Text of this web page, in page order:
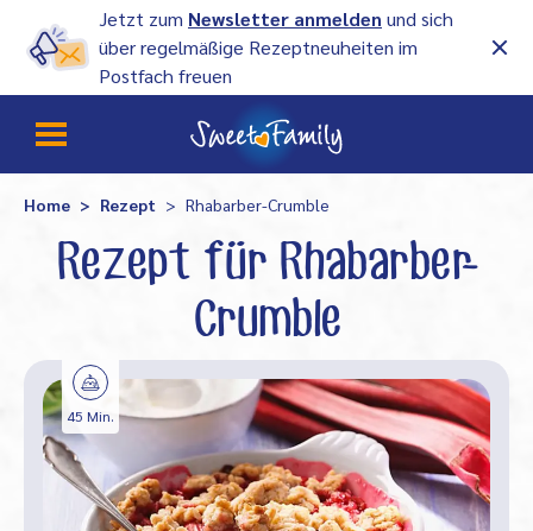
Jetzt zum Newsletter anmelden und sich
über regelmäßige Rezeptneuheiten im
Postfach freuen
Home Rezept Rhabarber-Crumble
Rezept für Rhabarber-
Crumble
45 Min.